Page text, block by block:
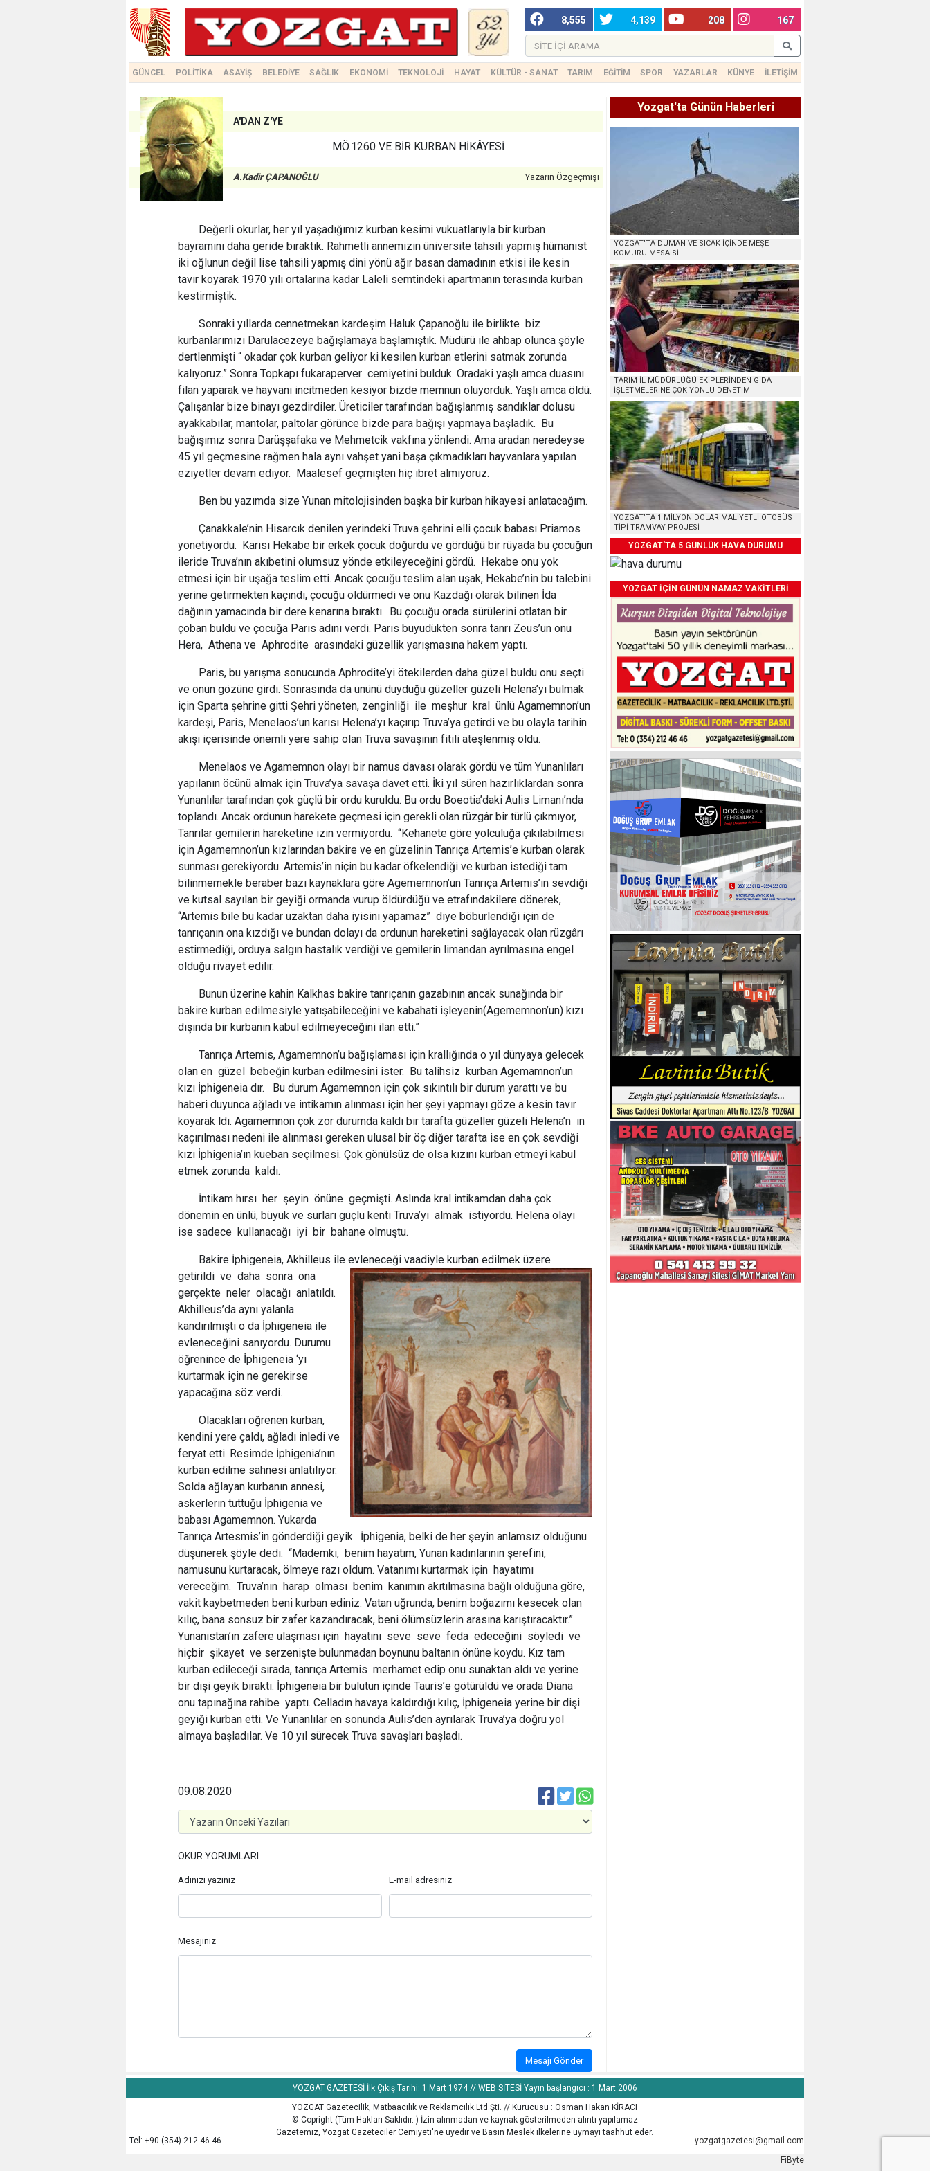
8,555 4,139 208 167
GÜNCEL POLİTİKA ASAYİŞ BELEDİYE SAĞLIK EKONOMİ TEKNOLOJİ HAYAT KÜLTÜR - SANAT TARIM EĞİTİM SPOR YAZARLAR KÜNYE İLETİŞİM
A'DAN Z'YE
MÖ.1260 VE BİR KURBAN HİKÂYESİ
A.Kadir ÇAPANOĞLU Yazarın Özgeçmişi
Değerli okurlar, her yıl yaşadığımız kurban kesimi vukuatlarıyla bir kurban
bayramını daha geride bıraktık. Rahmetli annemizin üniversite tahsili yapmış hümanist
iki oğlunun değil lise tahsili yapmış dini yönü ağır basan damadının etkisi ile kesin
tavır koyarak 1970 yılı ortalarına kadar Laleli semtindeki apartmanın terasında kurban
kestirmiştik.
Sonraki yıllarda cennetmekan kardeşim Haluk Çapanoğlu ile birlikte biz
kurbanlarımızı Darülacezeye bağışlamaya başlamıştık. Müdürü ile ahbap olunca şöyle
dertlenmişti “ okadar çok kurban geliyor ki kesilen kurban etlerini satmak zorunda
kalıyoruz.” Sonra Topkapı fukaraperver cemiyetini bulduk. Oradaki yaşlı amca duasını
filan yaparak ve hayvanı incitmeden kesiyor bizde memnun oluyorduk. Yaşlı amca öldü.
Çalışanlar bize binayı gezdirdiler. Üreticiler tarafından bağışlanmış sandıklar dolusu
ayakkabılar, mantolar, paltolar görünce bizde para bağışı yapmaya başladık. Bu
bağışımız sonra Darüşşafaka ve Mehmetcik vakfına yönlendi. Ama aradan neredeyse
45 yıl geçmesine rağmen hala aynı vahşet yani başa çıkmadıkları hayvanlara yapılan
eziyetler devam ediyor. Maalesef geçmişten hiç ibret almıyoruz.
Ben bu yazımda size Yunan mitolojisinden başka bir kurban hikayesi anlatacağım.
Çanakkale’nin Hisarcık denilen yerindeki Truva şehrini elli çocuk babası Priamos
yönetiyordu. Karısı Hekabe bir erkek çocuk doğurdu ve gördüğü bir rüyada bu çocuğun
ileride Truva’nın akıbetini olumsuz yönde etkileyeceğini gördü. Hekabe onu yok
etmesi için bir uşağa teslim etti. Ancak çocuğu teslim alan uşak, Hekabe’nin bu talebini
yerine getirmekten kaçındı, çocuğu öldürmedi ve onu Kazdağı olarak bilinen İda
dağının yamacında bir dere kenarına bıraktı. Bu çocuğu orada sürülerini otlatan bir
çoban buldu ve çocuğa Paris adını verdi. Paris büyüdükten sonra tanrı Zeus’un onu
Hera, Athena ve Aphrodite arasındaki güzellik yarışmasına hakem yaptı.
Paris, bu yarışma sonucunda Aphrodite’yi ötekilerden daha güzel buldu onu seçti
ve onun gözüne girdi. Sonrasında da ününü duyduğu güzeller güzeli Helena’yı bulmak
için Sparta şehrine gitti Şehri yöneten, zenginliği ile meşhur kral ünlü Agamemnon’un
kardeşi, Paris, Menelaos’un karısı Helena’yı kaçırıp Truva’ya getirdi ve bu olayla tarihin
akışı içerisinde önemli yere sahip olan Truva savaşının fitili ateşlenmiş oldu.
Menelaos ve Agamemnon olayı bir namus davası olarak gördü ve tüm Yunanlıları
yapılanın öcünü almak için Truva’ya savaşa davet etti. İki yıl süren hazırlıklardan sonra
Yunanlılar tarafından çok güçlü bir ordu kuruldu. Bu ordu Boeotia’daki Aulis Limanı’nda
toplandı. Ancak ordunun harekete geçmesi için gerekli olan rüzgâr bir türlü çıkmıyor,
Tanrılar gemilerin hareketine izin vermiyordu. “Kehanete göre yolculuğa çıkılabilmesi
için Agamemnon’un kızlarından bakire ve en güzelinin Tanrıça Artemis’e kurban olarak
sunması gerekiyordu. Artemis’in niçin bu kadar öfkelendiği ve kurban istediği tam
bilinmemekle beraber bazı kaynaklara göre Agememnon’un Tanrıça Artemis’in sevdiği
ve kutsal sayılan bir geyiği ormanda vurup öldürdüğü ve etrafındakilere dönerek,
“Artemis bile bu kadar uzaktan daha iyisini yapamaz” diye böbürlendiği için de
tanrıçanın ona kızdığı ve bundan dolayı da ordunun hareketini sağlayacak olan rüzgârı
estirmediği, orduya salgın hastalık verdiği ve gemilerin limandan ayrılmasına engel
olduğu rivayet edilir.
Bunun üzerine kahin Kalkhas bakire tanrıçanın gazabının ancak sunağında bir
bakire kurban edilmesiyle yatışabileceğini ve kabahati işleyenin(Agememnon’un) kızı
dışında bir kurbanın kabul edilmeyeceğini ilan etti.”
Tanrıça Artemis, Agamemnon’u bağışlaması için krallığında o yıl dünyaya gelecek
olan en güzel bebeğin kurban edilmesini ister. Bu talihsiz kurban Agemamnon’un
kızı İphigeneia dır. Bu durum Agamemnon için çok sıkıntılı bir durum yarattı ve bu
haberi duyunca ağladı ve intikamın alınması için her şeyi yapmayı göze a kesin tavır
koyarak ldı. Agamemnon çok zor durumda kaldı bir tarafta güzeller güzeli Helena’n ın
kaçırılması nedeni ile alınması gereken ulusal bir öç diğer tarafta ise en çok sevdiği
kızı İphigenia’ın kueban seçilmesi. Çok gönülsüz de olsa kızını kurban etmeyi kabul
etmek zorunda kaldı.
İntikam hırsı her şeyin önüne geçmişti. Aslında kral intikamdan daha çok
dönemin en ünlü, büyük ve surları güçlü kenti Truva’yı almak istiyordu. Helena olayı
ise sadece kullanacağı iyi bir bahane olmuştu.
Bakire İphigeneia, Akhilleus ile evleneceği vaadiyle kurban edilmek üzere
getirildi ve daha sonra ona
gerçekte neler olacağı anlatıldı.
Akhilleus’da aynı yalanla
kandırılmıştı o da İphigeneia ile
evleneceğini sanıyordu. Durumu
öğrenince de İphigeneia ‘yı
kurtarmak için ne gerekirse
yapacağına söz verdi.
Olacakları öğrenen kurban,
kendini yere çaldı, ağladı inledi ve
feryat etti. Resimde İphigenia’nın
kurban edilme sahnesi anlatılıyor.
Solda ağlayan kurbanın annesi,
askerlerin tuttuğu İphigenia ve
babası Agamemnon. Yukarda
Tanrıça Artesmis’in gönderdiği geyik. İphigenia, belki de her şeyin anlamsız olduğunu
düşünerek şöyle dedi: “Mademki, benim hayatım, Yunan kadınlarının şerefini,
namusunu kurtaracak, ölmeye razı oldum. Vatanımı kurtarmak için hayatımı
vereceğim. Truva’nın harap olması benim kanımın akıtılmasına bağlı olduğuna göre,
vakit kaybetmeden beni kurban ediniz. Vatan uğrunda, benim boğazımı kesecek olan
kılıç, bana sonsuz bir zafer kazandıracak, beni ölümsüzlerin arasına karıştıracaktır.”
Yunanistan’ın zafere ulaşması için hayatını seve seve feda edeceğini söyledi ve
hiçbir şikayet ve serzenişte bulunmadan boynunu baltanın önüne koydu. Kız tam
kurban edileceği sırada, tanrıça Artemis merhamet edip onu sunaktan aldı ve yerine
bir dişi geyik bıraktı. İphigeneia bir bulutun içinde Tauris’e götürüldü ve orada Diana
onu tapınağına rahibe yaptı. Celladın havaya kaldırdığı kılıç, İphigeneia yerine bir dişi
geyiği kurban etti. Ve Yunanlılar en sonunda Aulis’den ayrılarak Truva’ya doğru yol
almaya başladılar. Ve 10 yıl sürecek Truva savaşları başladı.
09.08.2020
OKUR YORUMLARI
Adınızı yazınız E-mail adresiniz
Mesajınız
Mesajı Gönder
Yozgat'ta Günün Haberleri
YOZGAT’TA DUMAN VE SICAK İÇİNDE MEŞE
KÖMÜRÜ MESAİSİ
TARIM İL MÜDÜRLÜĞÜ EKİPLERİNDEN GIDA
İŞLETMELERİNE ÇOK YÖNLÜ DENETİM
YOZGAT’TA 1 MİLYON DOLAR MALİYETLİ OTOBÜS
TİPİ TRAMVAY PROJESİ
YOZGAT'TA 5 GÜNLÜK HAVA DURUMU
YOZGAT İÇİN GÜNÜN NAMAZ VAKİTLERİ
YOZGAT GAZETESİ İlk Çıkış Tarihi: 1 Mart 1974 // WEB SİTESİ Yayın başlangıcı : 1 Mart 2006
Tel: +90 (354) 212 46 46
YOZGAT Gazetecilik, Matbaacılık ve Reklamcılık Ltd.Şti. // Kurucusu : Osman Hakan KİRACI
© Copright (Tüm Hakları Saklıdır. ) İzin alınmadan ve kaynak gösterilmeden alıntı yapılamaz
Gazetemiz, Yozgat Gazeteciler Cemiyeti'ne üyedir ve Basın Meslek ilkelerine uymayı taahhüt eder.
yozgatgazetesi@gmail.com
FiByte